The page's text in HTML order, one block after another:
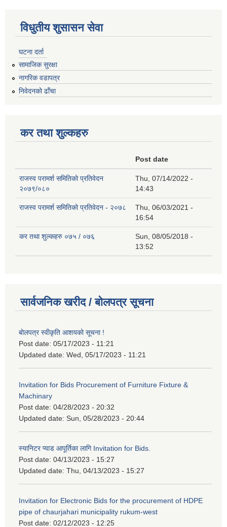
विधुतीय शुसासन सेवा
घटना दर्ता
सामाजिक सुरक्षा
नागरिक वडापत्र
निवेदनको ढाँचा
कर तथा शुल्कहरु
Post date
राजस्व परामर्श समितिको प्रतिवेदन
२०७९/०८०
Thu, 07/14/2022 -
14:43
राजस्व परामर्श समितिको प्रतिवेदन - २०७८
Thu, 06/03/2021 -
16:54
कर तथा शुल्कहरु ०७५ / ०७६
Sun, 08/05/2018 -
13:52
सार्वजनिक खरीद / बोलपत्र सूचना
बोलपत्र स्वीकृति आशयको सूचना !
Post date: 05/17/2023 - 11:21
Updated date: Wed, 05/17/2023 - 11:21
Invitation for Bids Procurement of Furniture Fixture &
Machinary
Post date: 04/28/2023 - 20:32
Updated date: Sun, 05/28/2023 - 20:44
स्यानिटर प्याड आपूर्तिका लागि Invitation for Bids.
Post date: 04/13/2023 - 15:27
Updated date: Thu, 04/13/2023 - 15:27
Invitation for Electronic Bids for the procurement of HDPE
pipe of chaurjahari municipality rukum-west
Post date: 02/12/2023 - 12:25